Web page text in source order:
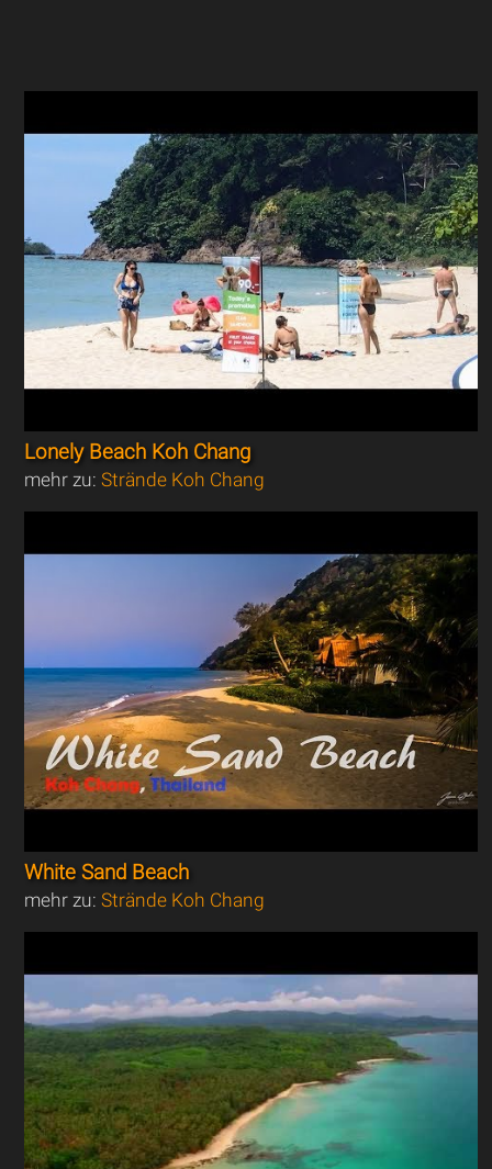
Lonely Beach Koh Chang
mehr zu:Strände Koh Chang
White Sand Beach
mehr zu:Strände Koh Chang